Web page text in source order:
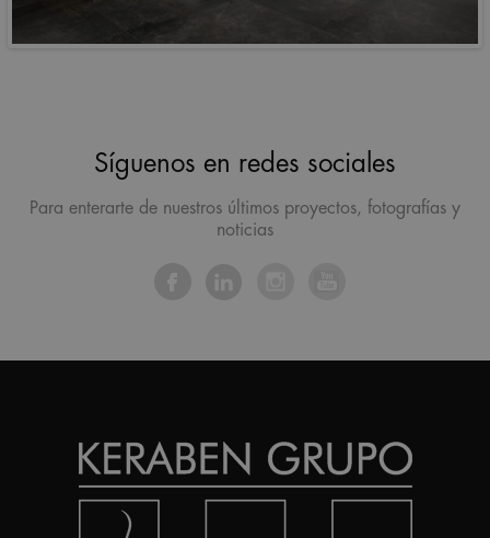
Síguenos en redes sociales
Para enterarte de nuestros últimos proyectos, fotografías y
noticias